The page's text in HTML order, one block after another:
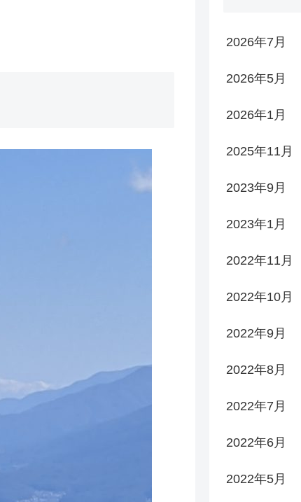
2026年7月
2026年5月
2026年1月
2025年11月
2023年9月
2023年1月
2022年11月
2022年10月
2022年9月
2022年8月
2022年7月
2022年6月
2022年5月